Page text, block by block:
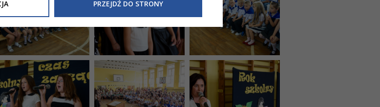
od Państwa żadnych dodatkowych działań.
PRZEJDŹ DO STRONY